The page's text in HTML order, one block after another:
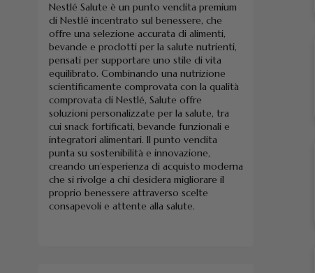
Nestlé Salute è un punto vendita premium
di Nestlé incentrato sul benessere, che
offre una selezione accurata di alimenti,
bevande e prodotti per la salute nutrienti,
pensati per supportare uno stile di vita
equilibrato. Combinando una nutrizione
scientificamente comprovata con la qualità
comprovata di Nestlé, Salute offre
soluzioni personalizzate per la salute, tra
cui snack fortificati, bevande funzionali e
integratori alimentari. Il punto vendita
punta su sostenibilità e innovazione,
creando un’esperienza di acquisto moderna
che si rivolge a chi desidera migliorare il
proprio benessere attraverso scelte
consapevoli e attente alla salute.